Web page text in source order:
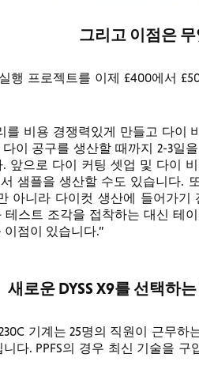
그리고 이점은
행 프로젝트를 이제 £400에서
를 비용 경쟁력있게 만들고 다이
이 공구를 생산할 때까지 2-3일
앞으로 다이 커팅 셋업 및 다이
샘플을 생산할 수도 있습니다.
아니라 다이컷 생산에 들어가
테스트 조각을 접착하는 대신 테
이점이 있습니다.
새로운 DYSS X9를 선택하
기계는 25명의 직원이 근무
다. PPFS의 경우 최신 기술을